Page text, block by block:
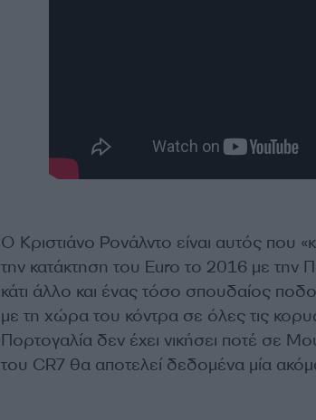
Ο Κριστιάνο Ρονάλντο είναι αυτός που
την κατάκτηση του Euro το 2016 με την
κάτι άλλο και ένας τόσο σπουδαίος
με τη χώρα του κόντρα σε όλες τις
Πορτογαλία δεν έχει νικήσει ποτέ σε
του CR7 θα αποτελεί δεδομένα μία